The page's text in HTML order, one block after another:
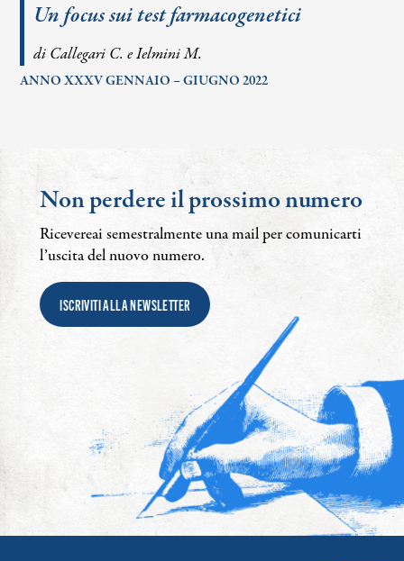
Un focus sui test farmacogenetici
di Callegari C. e Ielmini M.
ANNO XXXV GENNAIO – GIUGNO 2022
Non perdere il prossimo numero
Ricevereai semestralmente una mail per comunicarti
l’uscita del nuovo numero.
ISCRIVITI ALLA NEWSLETTER